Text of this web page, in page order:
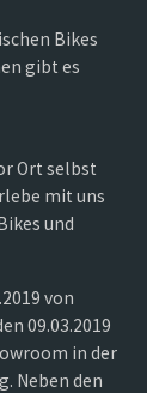
Bikes
gibt es
Ort selbst
mit uns
und
von
09.03.2019
in der
Neben den